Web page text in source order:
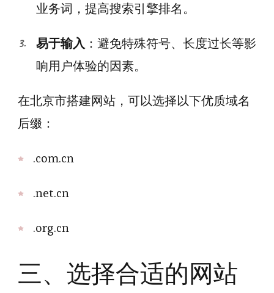
业务词，提高搜索引擎排名。
易于输入 ：避免特殊符号、长度过长等影
响用户体验的因素。
在北京市搭建网站，可以选择以下优质域名
后缀：
.com.cn
.net.cn
.org.cn
三、选择合适的网站